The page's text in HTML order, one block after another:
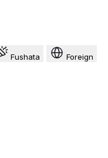
Fushata Foreign